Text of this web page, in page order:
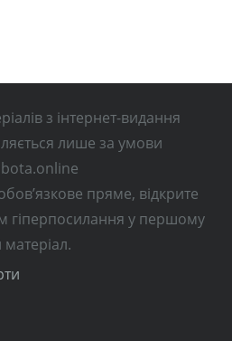
з інтернет-видання
лише за умови
пряме, відкрите
гіперпосилання у першому